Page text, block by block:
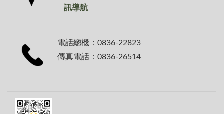
訊導航
電話總機：0836-22823
傳真電話：0836-26514